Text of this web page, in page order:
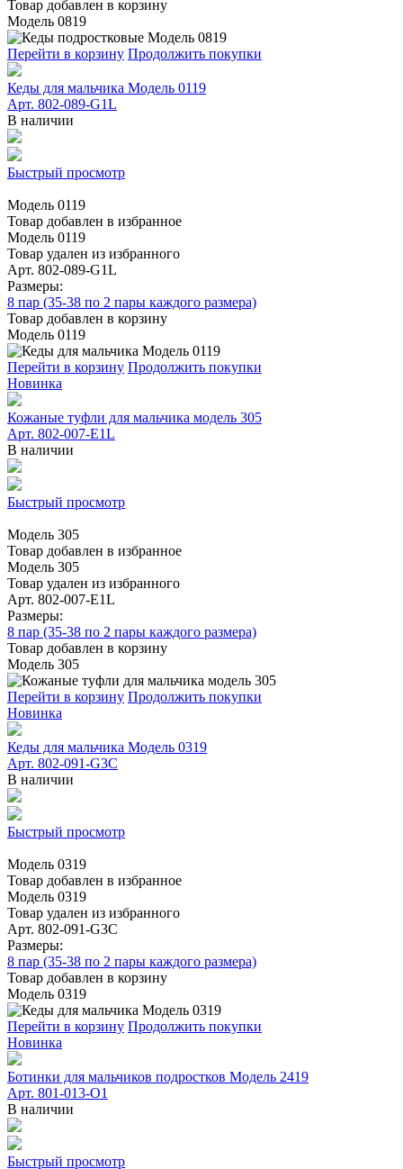
Товар добавлен в корзину
Модель 0819
Перейти в корзину Продолжить покупки
Кеды для мальчика Модель 0119
Арт. 802-089-G1L
В наличии
Быстрый просмотр
Модель 0119
Товар добавлен в избранное
Модель 0119
Товар удален из избранного
Арт. 802-089-G1L
Размеры:
8 пар (35-38 по 2 пары каждого размера)
Товар добавлен в корзину
Модель 0119
Перейти в корзину Продолжить покупки
Новинка
Кожаные туфли для мальчика модель 305
Арт. 802-007-E1L
В наличии
Быстрый просмотр
Модель 305
Товар добавлен в избранное
Модель 305
Товар удален из избранного
Арт. 802-007-E1L
Размеры:
8 пар (35-38 по 2 пары каждого размера)
Товар добавлен в корзину
Модель 305
Перейти в корзину Продолжить покупки
Новинка
Кеды для мальчика Модель 0319
Арт. 802-091-G3C
В наличии
Быстрый просмотр
Модель 0319
Товар добавлен в избранное
Модель 0319
Товар удален из избранного
Арт. 802-091-G3C
Размеры:
8 пар (35-38 по 2 пары каждого размера)
Товар добавлен в корзину
Модель 0319
Перейти в корзину Продолжить покупки
Новинка
Ботинки для мальчиков подростков Модель 2419
Арт. 801-013-O1
В наличии
Быстрый просмотр